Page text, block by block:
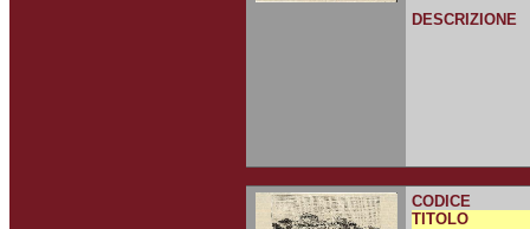
DESCRIZIONE
CODICE
TITOLO